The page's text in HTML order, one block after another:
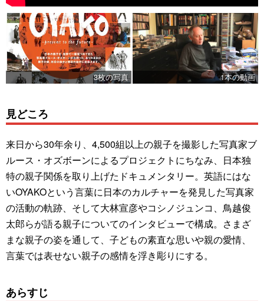
3枚の写真 1本の動画
見どころ
来日から30年余り、4,500組以上の親子を撮影した写真家ブ
ルース・オズボーンによるプロジェクトにちなみ、日本独
特の親子関係を取り上げたドキュメンタリー。英語にはな
いOYAKOという言葉に日本のカルチャーを発見した写真家
の活動の軌跡、そして大林宣彦やコシノジュンコ、鳥越俊
太郎らが語る親子についてのインタビューで構成。さまざ
まな親子の姿を通して、子どもの素直な思いや親の愛情、
言葉では表せない親子の感情を浮き彫りにする。
あらすじ